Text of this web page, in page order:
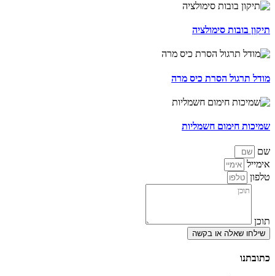
תיקון בובות סימולציה
מודל תרגול הסרת כיס מרה
שמיכות חימום חשמליות
שם
אימייל
טלפון
תוכן
שילחו שאלה או בקשה
כתובתנו